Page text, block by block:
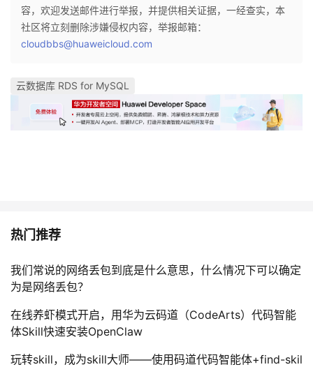
容，欢迎发送邮件进行举报，并提供相关证据，一经查实，本
社区将立刻删除涉嫌侵权内容，举报邮箱：
cloudbbs@huaweicloud.com
云数据库 RDS for MySQL
热门推荐
我们常说的网络丢包到底是什么意思，什么情况下可以确定
为是网络丢包？
在线养虾模式开启，用华为云码道（CodeArts）代码智能
体Skill快速安装OpenClaw
玩转skill，成为skill大师——使用码道代码智能体+find-skil